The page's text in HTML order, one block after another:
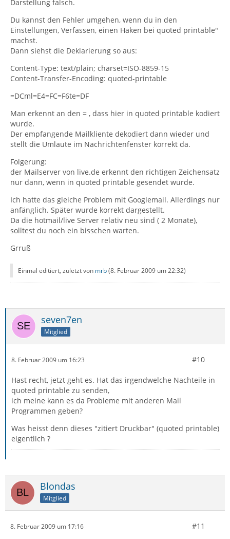
Darstellung falsch.
Du kannst den Fehler umgehen, wenn du in den
Einstellungen, Verfassen, einen Haken bei quoted printable"
machst.
Dann siehst die Deklarierung so aus:
Content-Type: text/plain; charset=ISO-8859-15
Content-Transfer-Encoding: quoted-printable
=DCml=E4=FC=F6te=DF
Man erkennt an den = , dass hier in quoted printable kodiert
wurde.
Der empfangende Mailkliente dekodiert dann wieder und
stellt die Umlaute im Nachrichtenfenster korrekt da.
Folgerung:
der Mailserver von live.de erkennt den richtigen Zeichensatz
nur dann, wenn in quoted printable gesendet wurde.
Ich hatte das gleiche Problem mit Googlemail. Allerdings nur
anfänglich. Später wurde korrekt dargestellt.
Da die hotmail/live Server relativ neu sind ( 2 Monate),
solltest du noch ein bisschen warten.
Grruß
Einmal editiert, zuletzt von mrb(8. Februar 2009 um 22:32)
seven7en
Mitglied
8. Februar 2009 um 16:23 #10
Hast recht, jetzt geht es. Hat das irgendwelche Nachteile in
quoted printable zu senden,
ich meine kann es da Probleme mit anderen Mail
Programmen geben?
Was heisst denn dieses "zitiert Druckbar" (quoted printable)
eigentlich ?
Blondas
Mitglied
8. Februar 2009 um 17:16 #11